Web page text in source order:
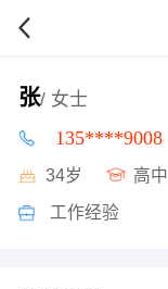
张/ 女士
135****9008
34岁 高中
工作经验